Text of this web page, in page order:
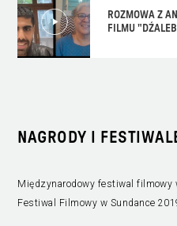
ROZMOWA Z
FILMU
NAGRODY I
Międzynarodowy festiwal filmowy
Festiwal Filmowy w Sundance